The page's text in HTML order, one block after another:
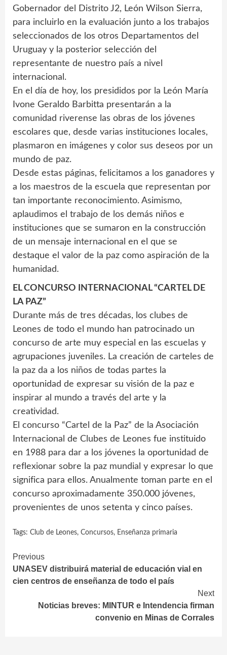
Gobernador del Distrito J2, León Wilson Sierra,
para incluirlo en la evaluación junto a los trabajos
seleccionados de los otros Departamentos del
Uruguay y la posterior selección del
representante de nuestro país a nivel
internacional.
En el día de hoy, los presididos por la León María
Ivone Geraldo Barbitta presentarán a la
comunidad riverense las obras de los jóvenes
escolares que, desde varias instituciones locales,
plasmaron en imágenes y color sus deseos por un
mundo de paz.
Desde estas páginas, felicitamos a los ganadores y
a los maestros de la escuela que representan por
tan importante reconocimiento. Asimismo,
aplaudimos el trabajo de los demás niños e
instituciones que se sumaron en la construcción
de un mensaje internacional en el que se
destaque el valor de la paz como aspiración de la
humanidad.
EL CONCURSO INTERNACIONAL “CARTEL DE
LA PAZ”
Durante más de tres décadas, los clubes de
Leones de todo el mundo han patrocinado un
concurso de arte muy especial en las escuelas y
agrupaciones juveniles. La creación de carteles de
la paz da a los niños de todas partes la
oportunidad de expresar su visión de la paz e
inspirar al mundo a través del arte y la
creatividad.
El concurso “Cartel de la Paz” de la Asociación
Internacional de Clubes de Leones fue instituido
en 1988 para dar a los jóvenes la oportunidad de
reflexionar sobre la paz mundial y expresar lo que
significa para ellos. Anualmente toman parte en el
concurso aproximadamente 350.000 jóvenes,
provenientes de unos setenta y cinco países.
Tags: Club de Leones, Concursos, Enseñanza primaria
Continue
Reading
Previous
UNASEV distribuirá material de educación vial en
cien centros de enseñanza de todo el país
Next
Noticias breves: MINTUR e Intendencia firman
convenio en Minas de Corrales